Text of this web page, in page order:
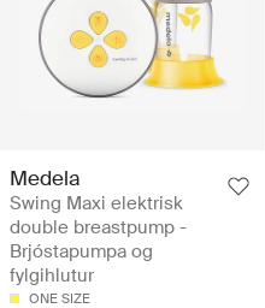
Medela
Swing Maxi elektrisk
double breastpump -
Brjóstapumpa og
fylgihlutur
ONE SIZE